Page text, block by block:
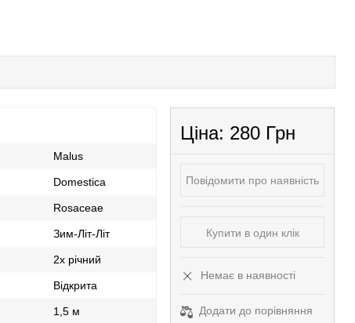
Malus
Domestica
Rosaceae
Зим-Літ-Літ
2х річний
Відкрита
1,5 м
Ціна: 280 Грн
Повідомити про наявність
Купити в один клік
Немає в наявності
Додати до порівняння